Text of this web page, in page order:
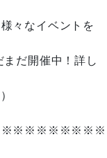
々なイベントを
だ開催中！詳し
）